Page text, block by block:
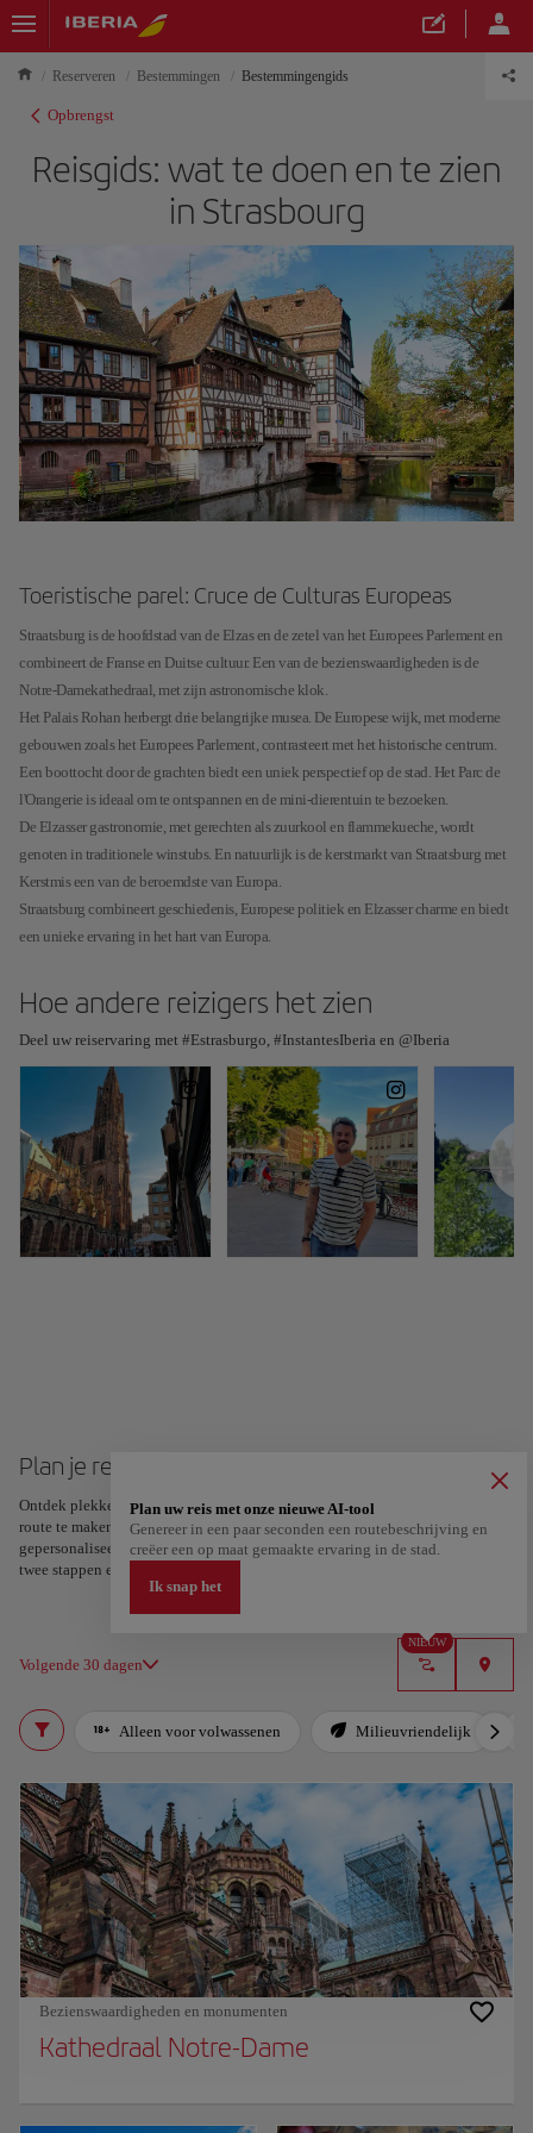
Reserveren Bestemmingen Bestemmingengids
Opbrengst
Reisgids: wat te doen en te zien
in Strasbourg
Toeristische parel: Cruce de Culturas Europeas
Straatsburg is de hoofdstad van de Elzas en de zetel van het Europees Parlement en
combineert de Franse en Duitse cultuur. Een van de bezienswaardigheden is de
Notre-Damekathedraal, met zijn astronomische klok.
Het Palais Rohan herbergt drie belangrijke musea. De Europese wijk, met moderne
gebouwen zoals het Europees Parlement, contrasteert met het historische centrum.
Een boottocht door de grachten biedt een uniek perspectief op de stad. Het Parc de
l'Orangerie is ideaal om te ontspannen en de mini-dierentuin te bezoeken.
De Elzasser gastronomie, met gerechten als zuurkool en flammekueche, wordt
genoten in traditionele winstubs. En natuurlijk is de kerstmarkt van Straatsburg met
Kerstmis een van de beroemdste van Europa.
Straatsburg combineert geschiedenis, Europese politiek en Elzasser charme en biedt
een unieke ervaring in het hart van Europa.
Hoe andere reizigers het zien
Deel uw reiservaring met #Estrasburgo, #InstantesIberia en @Iberia
Plan je reis naar Straatsburg
Ontdek plekken en ervaringen en markeer je favorieten met een hart om je
route te maken en te delen. Op zoek naar meer inspiratie? Ontvang een
gepersonaliseerde route op basis van je interesses en reisduur – in slechts
twee stappen en te downloaden in Google Maps.
Volgende 30 dagen
NIEUW
Plan uw reis met onze nieuwe AI-tool
Genereer in een paar seconden een routebeschrijving en
creëer een op maat gemaakte ervaring in de stad.
Ik snap het
Alleen voor volwassenen Milieuvriendelijk
Bezienswaardigheden en monumenten
Kathedraal Notre-Dame